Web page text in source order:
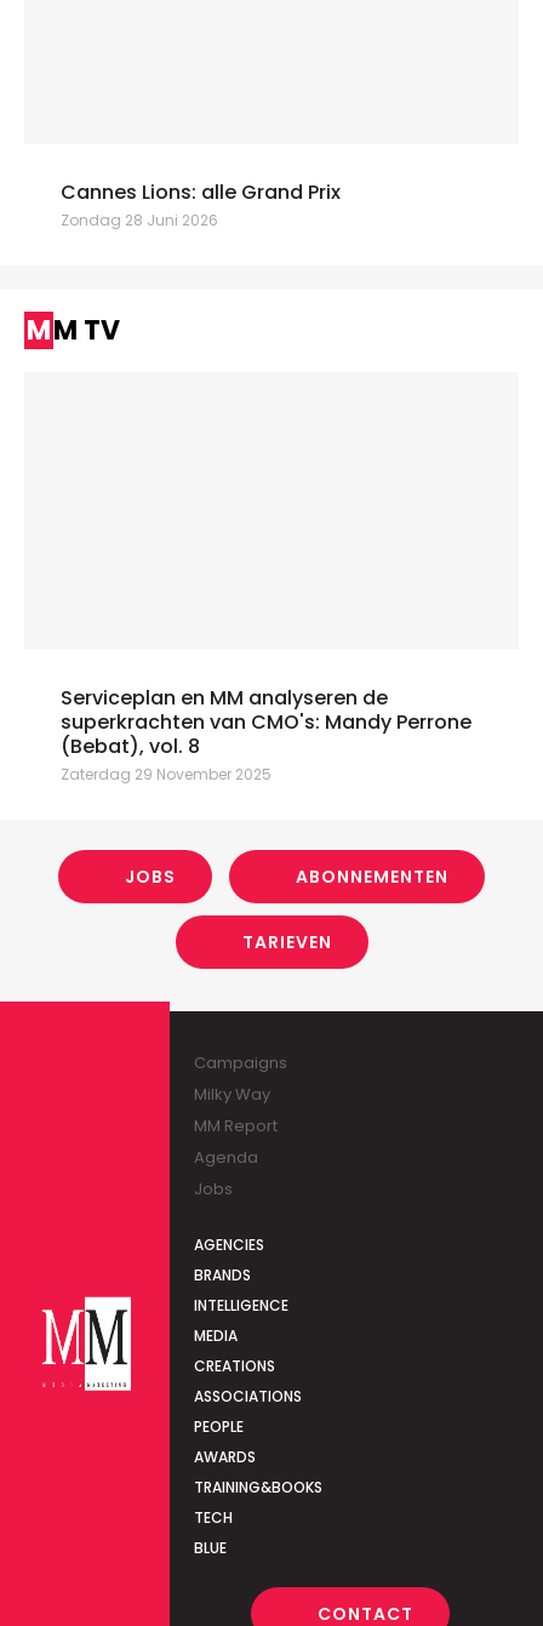
Cannes Lions: alle Grand Prix
Zondag 28 Juni 2026
MM TV
Serviceplan en MM analyseren de
superkrachten van CMO's: Mandy Perrone
(Bebat), vol. 8
Zaterdag 29 November 2025
JOBS ABONNEMENTEN
TARIEVEN
Campaigns
Milky Way
MM Report
Agenda
Jobs
AGENCIES
BRANDS
INTELLIGENCE
MEDIA
CREATIONS
ASSOCIATIONS
PEOPLE
AWARDS
TRAINING&BOOKS
TECH
BLUE
CONTACT